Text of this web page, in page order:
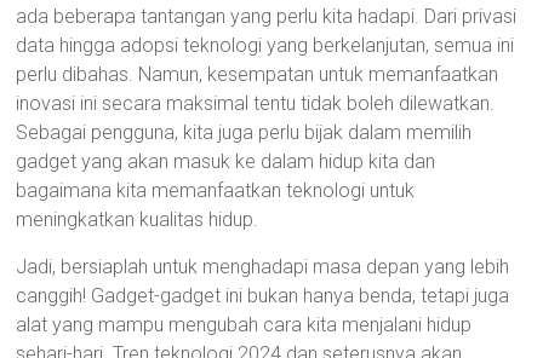
ada beberapa tantangan yang perlu kita hadapi. Dari privasi
data hingga adopsi teknologi yang berkelanjutan, semua ini
perlu dibahas. Namun, kesempatan untuk memanfaatkan
inovasi ini secara maksimal tentu tidak boleh dilewatkan.
Sebagai pengguna, kita juga perlu bijak dalam memilih
gadget yang akan masuk ke dalam hidup kita dan
bagaimana kita memanfaatkan teknologi untuk
meningkatkan kualitas hidup.
Jadi, bersiaplah untuk menghadapi masa depan yang lebih
canggih! Gadget-gadget ini bukan hanya benda, tetapi juga
alat yang mampu mengubah cara kita menjalani hidup